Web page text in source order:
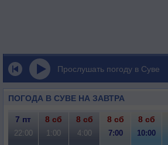
Прослушать погоду в Суве
ПОГОДА В СУВЕ НА ЗАВТРА
7 пт 8 сб 8 сб 8 сб 8 сб
22:00 1:00 4:00 7:00 10:00